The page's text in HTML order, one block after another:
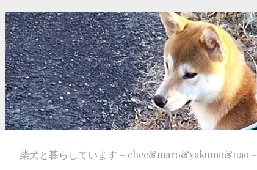
柴犬と暮らしています – chee&maro&yakumo&nao –